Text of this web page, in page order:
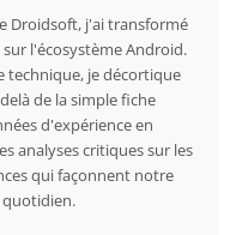
Droidsoft, j'ai transformé
l'écosystème Android.
technique, je décortique
de la simple fiche
d'expérience en
analyses critiques sur les
qui façonnent notre
quotidien.